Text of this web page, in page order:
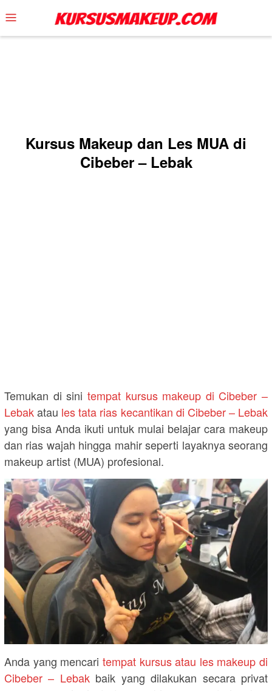
to
content
Mobile
Menu
Kursus Makeup dan Les MUA di
Cibeber – Lebak
Temukan di sini tempat kursus makeup di Cibeber –
Lebakatau les tata rias kecantikan di Cibeber – Lebak
yang bisa Anda ikuti untuk mulai belajar cara makeup
dan rias wajah hingga mahir seperti layaknya seorang
makeup artist (MUA) profesional.
Anda yang mencari tempat kursus atau les makeup di
Cibeber – Lebakbaik yang dilakukan secara privat